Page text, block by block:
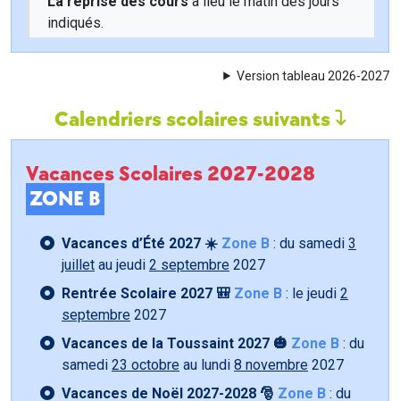
indiqués.
Version tableau 2026-2027
Calendriers scolaires suivants
Vacances Scolaires 2027-2028
ZONE B
Vacances d’Été 2027 ☀️ Zone B : du samedi 3
juillet au jeudi 2 septembre 2027
Rentrée Scolaire 2027 🎒 Zone B : le jeudi 2
septembre 2027
Vacances de la Toussaint 2027 🎃 Zone B : du
samedi 23 octobre au lundi 8 novembre 2027
Vacances de Noël 2027-2028 🎅 Zone B : du